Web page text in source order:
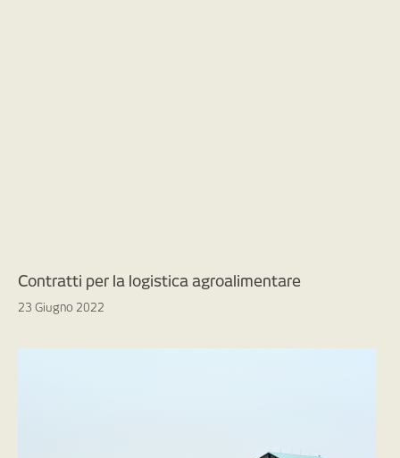
Contratti per la logistica agroalimentare
23 Giugno 2022